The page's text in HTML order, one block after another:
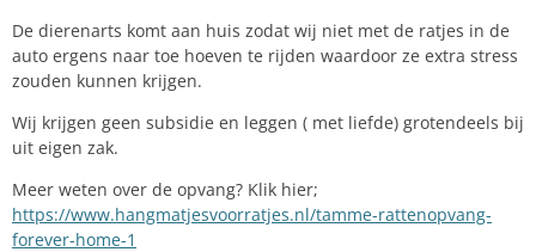
De dierenarts komt aan huis zodat wij niet met de ratjes in de
auto ergens naar toe hoeven te rijden waardoor ze extra stress
zouden kunnen krijgen.
Wij krijgen geen subsidie en leggen ( met liefde) grotendeels bij
uit eigen zak.
Meer weten over de opvang? Klik hier;
https://www.hangmatjesvoorratjes.nl/tamme-rattenopvang-
forever-home-1